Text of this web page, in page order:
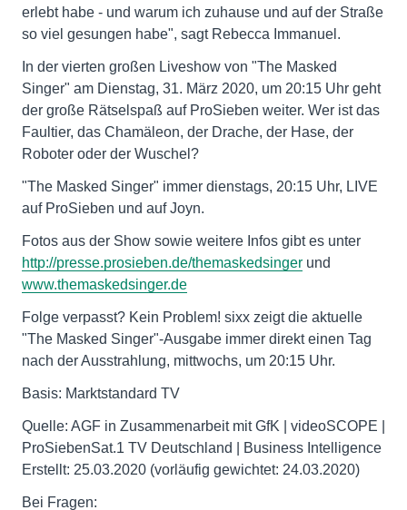
erlebt habe - und warum ich zuhause und auf der Straße
so viel gesungen habe", sagt Rebecca Immanuel.
In der vierten großen Liveshow von "The Masked
Singer" am Dienstag, 31. März 2020, um 20:15 Uhr geht
der große Rätselspaß auf ProSieben weiter. Wer ist das
Faultier, das Chamäleon, der Drache, der Hase, der
Roboter oder der Wuschel?
"The Masked Singer" immer dienstags, 20:15 Uhr, LIVE
auf ProSieben und auf Joyn.
Fotos aus der Show sowie weitere Infos gibt es unter
http://presse.prosieben.de/themaskedsinger und
www.themaskedsinger.de
Folge verpasst? Kein Problem! sixx zeigt die aktuelle
"The Masked Singer"-Ausgabe immer direkt einen Tag
nach der Ausstrahlung, mittwochs, um 20:15 Uhr.
Basis: Marktstandard TV
Quelle: AGF in Zusammenarbeit mit GfK | videoSCOPE |
ProSiebenSat.1 TV Deutschland | Business Intelligence
Erstellt: 25.03.2020 (vorläufig gewichtet: 24.03.2020)
Bei Fragen: